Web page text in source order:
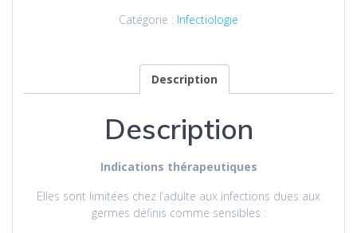
Catégorie : Infectiologie
Description
Description
Indications thérapeutiques
Elles sont limitées chez l’adulte aux infections dues aux
germes définis comme sensibles :